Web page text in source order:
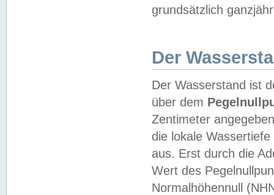
grundsätzlich
Der
Der Wasserstand ist
über dem
Zentimeter
die lokale
aus. Erst durch die
Wert des
Normalhöhennull